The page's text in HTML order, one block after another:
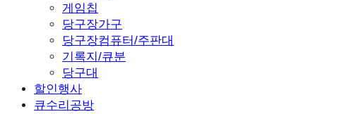
게임칩
당구장가구
당구장컴퓨터/주판대
기록지/큐분
당구대
할인행사
큐수리공방